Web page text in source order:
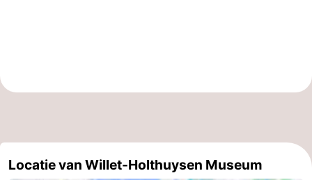
Locatie van Willet-Holthuysen Museum